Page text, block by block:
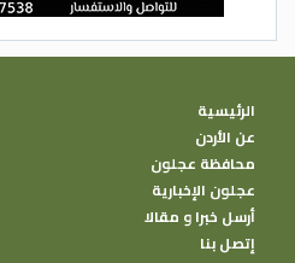
الرئيسية
عن الأردن
محافظة عجلون
عجلون الإخبارية
أرسل خبرا و مقالا
إتصل بنا